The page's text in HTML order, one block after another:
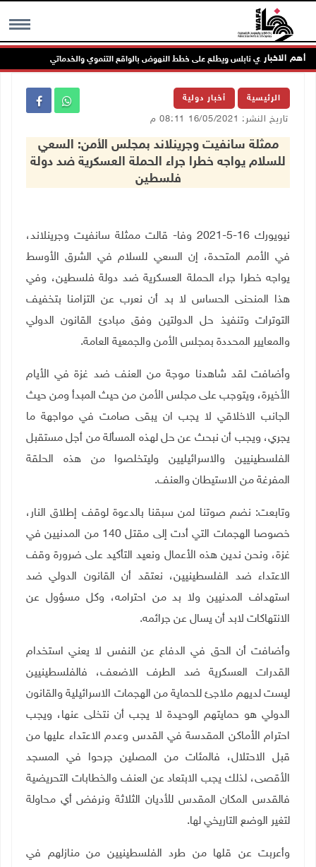
MENU أهم الاخبار
مجلس بلدي نابلس ويطلع على خطط النهوض بالواقع التنموي والخدماتي
الرئيسية أخبار دولية
تاريخ النشر: 16/05/2021 08:11 م
ممثلة سانفيت وجرينلاند بمجلس الأمن: السعي
للسلام يواجه خطرا جراء الحملة العسكرية ضد دولة
فلسطين
نيويورك 16-5-2021 وفا- قالت ممثلة سانفيت وجرينلاند،
في الأمم المتحدة، إن السعي للسلام في الشرق الأوسط
يواجه خطرا جراء الحملة العسكرية ضد دولة فلسطين، وفي
هذا المنحنى الحساس لا بد أن نعرب عن التزامنا بتخفيف
التوترات وتنفيذ حل الدولتين وفق مبادئ القانون الدولي
والمعايير المحددة بمجلس الأمن والجمعية العامة.
وأضافت لقد شاهدنا موجة من العنف ضد غزة في الأيام
الأخيرة، ويتوجب على مجلس الأمن من حيث المبدأ ومن حيث
الجانب الاخلاقي لا يجب ان يبقى صامت في مواجهة ما
يجري، ويجب أن نبحث عن حل لهذه المسألة من أجل مستقبل
الفلسطينيين والاسرائيليين وليتخلصوا من هذه الحلقة
المفرغة من الاستيطان والعنف.
وتابعت: نضم صوتنا لمن سبقنا بالدعوة لوقف إطلاق النار،
خصوصا الهجمات التي أدت إلى مقتل 140 من المدنيين في
غزة، ونحن ندين هذه الأعمال ونعيد التأكيد على ضرورة وقف
الاعتداء ضد الفلسطينيين، نعتقد أن القانون الدولي ضد
استهداف المدنيين ولا بد من احترامه، وكل مسؤول عن
الانتهاكات لابد أن يسال عن جرائمه.
وأضافت أن الحق في الدفاع عن النفس لا يعني استخدام
القدرات العسكرية ضد الطرف الاضعف، فالفلسطينيين
ليست لديهم ملاجئ للحماية من الهجمات الاسرائيلية والقانون
الدولي هو حمايتهم الوحيدة لا يجب أن نتخلى عنها، ويجب
احترام الأماكن المقدسة في القدس وعدم الاعتداء عليها من
قبل الاحتلال، فالمئات من المصلين جرحوا في المسجد
الأقصى، لذلك يجب الابتعاد عن العنف والخطابات التحريضية
فالقدس المكان المقدس للأديان الثلاثة ونرفض أي محاولة
لتغير الوضع التاريخي لها.
وأعربت عن قلها من طرد الفلسطينيين من منازلهم في